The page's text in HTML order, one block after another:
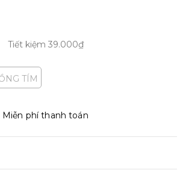
Tiết kiệm 39.000₫
TÍM
Miễn phí thanh toán